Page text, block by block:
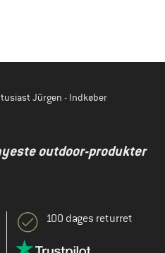
Jürgen - Indkøber
outdoor-produkter
100 dages returret